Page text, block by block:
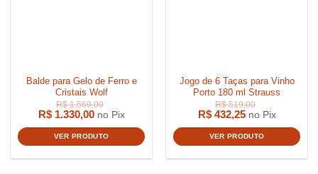
Balde para Gelo de Ferro e
Cristais Wolf
R$1.330,00 no Pix
VER PRODUTO
Jogo de 6 Taças para Vinho
Porto 180 ml Strauss
R$432,25 no Pix
VER PRODUTO